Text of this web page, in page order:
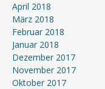
April 2018
März 2018
Februar 2018
Januar 2018
Dezember 2017
November 2017
Oktober 2017